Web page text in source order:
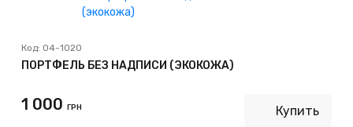
Код: 04-1020
ПОРТФЕЛЬ БЕЗ НАДПИСИ (ЭКОКОЖА)
1 000 ГРН Купить